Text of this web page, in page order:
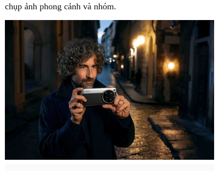
chụp ảnh phong cảnh và nhóm.